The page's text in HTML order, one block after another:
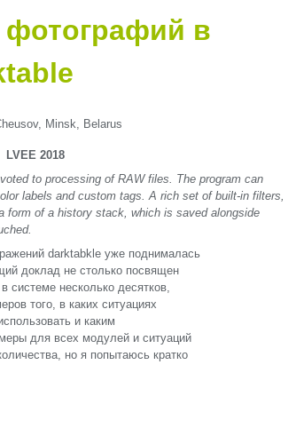
фотографий в
Minsk, Belarus
LVEE 2018
to processing of RAW files. The program can
labels and custom tags. A rich set of built-in filters,
form of a history stack, which is saved alongside
darktabkle уже поднималась
доклад не столько посвящен
системе несколько десятков,
того, в каких ситуациях
и каким
для всех модулей и ситуаций
но я попытаюсь кратко